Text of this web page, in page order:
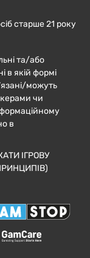
старше 21 року
та/або
в якій формі
можуть
чи
в
ІГРОВУ